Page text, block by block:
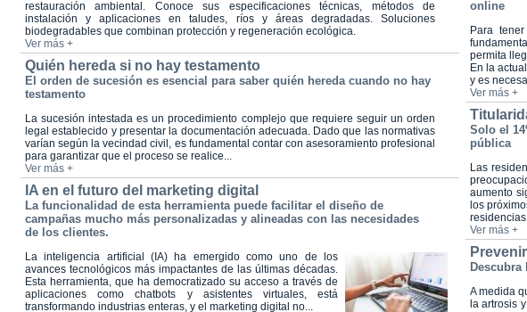
restauración ambiental. Conoce sus especificaciones técnicas, métodos de
instalación y aplicaciones en taludes, ríos y áreas degradadas. Soluciones
biodegradables que combinan protección y regeneración ecológica.
Ver más +
Quién hereda si no hay testamento
El orden de sucesión es esencial para saber quién hereda cuando no hay
testamento
La sucesión intestada es un procedimiento complejo que requiere seguir un orden
legal establecido y presentar la documentación adecuada. Dado que las normativas
varían según la vecindad civil, es fundamental contar con asesoramiento profesional
para garantizar que el proceso se realice...
Ver más +
IA en el futuro del marketing digital
La funcionalidad de esta herramienta puede facilitar el diseño de
campañas mucho más personalizadas y alineadas con las necesidades
de los clientes.
La inteligencia artificial (IA) ha emergido como uno de los
avances tecnológicos más impactantes de las últimas décadas.
Esta herramienta, que ha democratizado su acceso a través de
aplicaciones como chatbots y asistentes virtuales, está
transformando industrias enteras, y el marketing digital no...
online
Para
permita
En la
y es
Ver más +
Solo el
pública
Las
aumento
los
Ver más +
A medida
la artrosis